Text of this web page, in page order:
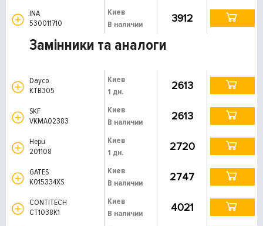
INA
530011710
Киев
В наличии
3912
Замінники та аналоги
Dayco
KTB305
Киев
1 дн.
2613
SKF
VKMA02383
Киев
В наличии
2613
Hepu
201108
Киев
1 дн.
2720
GATES
K015334XS
Киев
В наличии
2747
CONTITECH
CT1038K1
Киев
В наличии
4021